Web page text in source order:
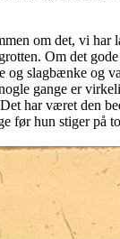
om det, vi har
Om det
og slagbænke og
gange er
har været den
før hun stiger på